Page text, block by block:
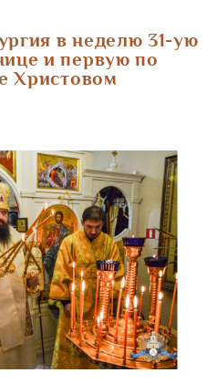
в неделю 31-ую
и первую по
Христовом